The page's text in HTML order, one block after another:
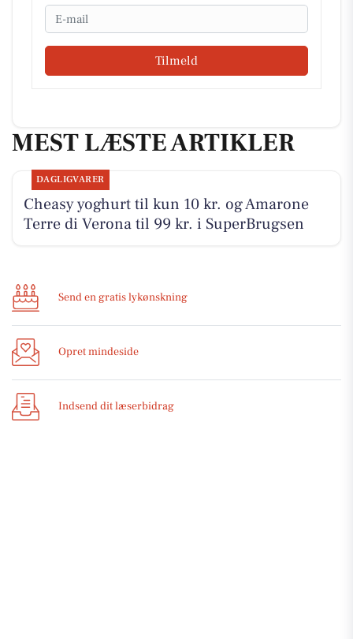
Email
Tilmeld
MEST LÆSTE ARTIKLER
DAGLIGVARER
Cheasy yoghurt til kun 10 kr. og Amarone
Terre di Verona til 99 kr. i SuperBrugsen
Send en gratis lykønskning
Opret mindeside
Indsend dit læserbidrag